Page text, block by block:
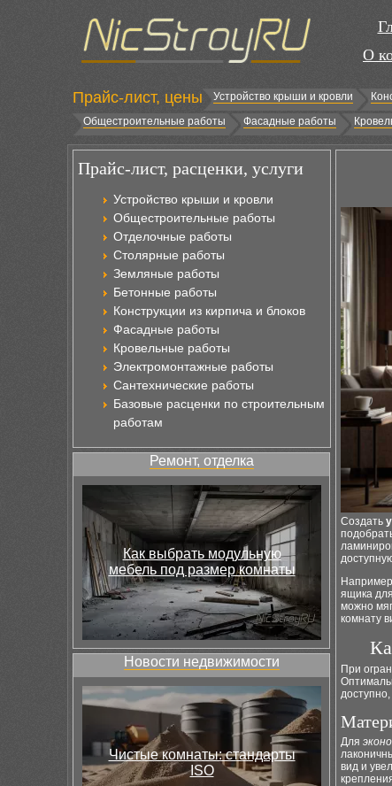
О
Прайс-лист, цены Устройство крыши и кровли
Общестроительные работы
Фасадные работы
Прайс-лист, расценки, услуги
Устройство крыши и кровли
Общестроительные работы
Отделочные работы
Столярные работы
Земляные работы
Бетонные работы
Конструкции из кирпича и блоков
Фасадные работы
Кровельные работы
Электромонтажные работы
Сантехнические работы
Базовые расценки по строительным
работам
Ремонт, отделка
Как выбрать модульную
мебель под размер комнаты
Новости недвижимости
Чистые комнаты: стандарты
ISO
Создать
ящика
можно
комнату
При
Для
вид и